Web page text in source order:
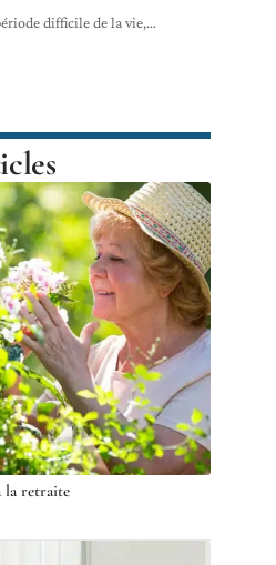
difficile de la vie,…
la retraite